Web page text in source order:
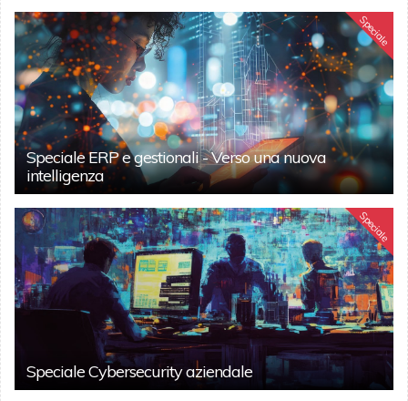
Speciale
Speciale ERP e gestionali - Verso una nuova
intelligenza
Speciale
Speciale Cybersecurity aziendale